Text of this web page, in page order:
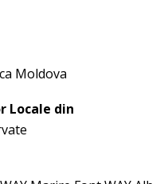
Moldova
Locale din